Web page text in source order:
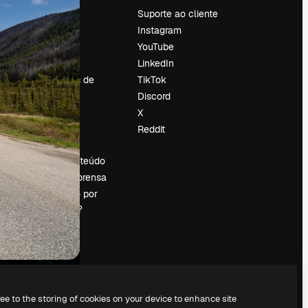
Preços
Sobre nós
Reviews
Emprego
Tendências de
pesquisa
Blog
Eventos
Slidesgo
Vender conteúdo
Sala de imprensa
Procurando por
magnific.ai?
Suporte ao cliente
Instagram
YouTube
LinkedIn
TikTok
Discord
X
Reddit
to the storing of cookies on your device to enhance site